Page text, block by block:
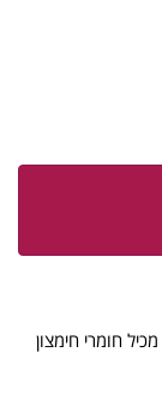
חומרי חימצון